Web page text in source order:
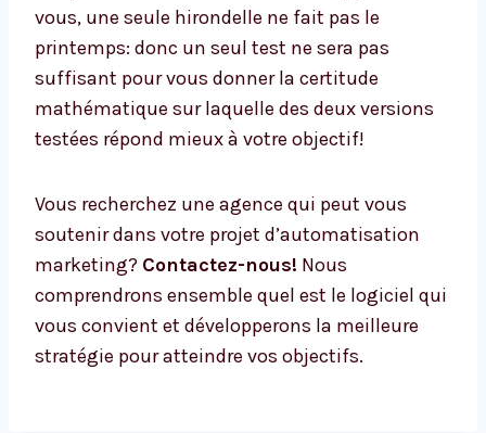
vous, une seule hirondelle ne fait pas le
printemps: donc un seul test ne sera pas
suffisant pour vous donner la certitude
mathématique sur laquelle des deux versions
testées répond mieux à votre objectif!
Vous recherchez une agence qui peut vous
soutenir dans votre projet d’automatisation
marketing? Contactez-nous! Nous
comprendrons ensemble quel est le logiciel qui
vous convient et développerons la meilleure
stratégie pour atteindre vos objectifs.